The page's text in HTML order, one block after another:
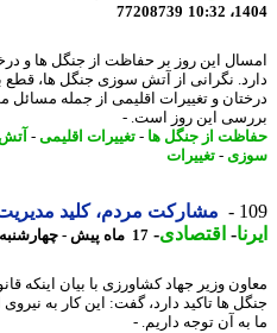
77208739
این روز بر حفاظت از جنگل ها و درختان
نگرانی از آتش سوزی جنگل ها، قطع بی
و تغییرات اقلیمی از جمله مسائل مورد
این روز است. -
از جنگل ها- تغییرات اقلیمی-آتش
- تغییرات
مشارکت مردم، کلید مدیریت
-اقتصادی-17 ماه پیش - چهارشنبه 29 اسفند 1403، 15:00
وزیر جهاد کشاورزی با بیان اینکه
ها تاکید دارد، گفت: این کار به نیروی
آن توجه داریم. -